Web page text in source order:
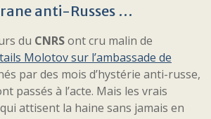
anti-Russes …
du CNRSont cru malin de
Molotov sur l’ambassade de
par des mois d’hystérie anti-russe,
passés à l’acte. Mais les vrais
attisent la haine sans jamais en